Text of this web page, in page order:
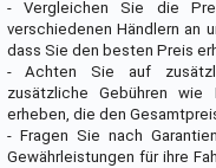
- Vergleichen Sie die
verschiedenen Händlern an
dass Sie den besten Preis
- Achten Sie auf
zusätzliche Gebühren wie
erheben, die den
- Fragen Sie nach
Gewährleistungen für ihre